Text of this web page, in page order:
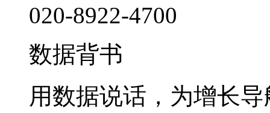
020-8922-4700
数据背书
用数据说话，为增长导